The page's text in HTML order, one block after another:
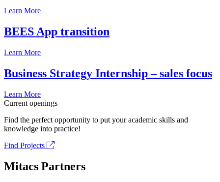
Learn More
BEES App transition
Learn More
Business Strategy Internship – sales focus
Learn More
Current openings
Find the perfect opportunity to put your academic skills and
knowledge into practice!
Find Projects
Mitacs Partners